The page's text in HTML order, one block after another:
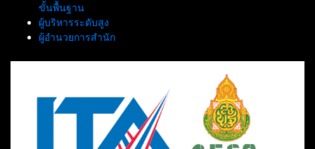
ขั้นพื้นฐาน
ผู้บริหารระดับสูง
ผู้อำนวยการสำนัก